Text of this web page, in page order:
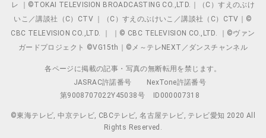
レ ｜©TOKAI TELEVISION BROADCASTING CO.,LTD.｜（C）すえのぶけ
いこ／講談社（C）CTV ｜（C）すえのぶけいこ／講談社（C）CTV｜©
CBC TELEVISION CO.,LTD. ｜ ｜© CBC TELEVISION CO.,LTD. ｜©ヴァン
ガードプロジェクト ©VG15th｜©メ～テレNEXT／ダンスチャンネル
各ページに掲載の記事・写真の無断転用を禁じます。
JASRAC許諾番号
NexTone許諾番号
第9008707022Y45038号
ID000007318
©東海テレビ, 中京テレビ, CBCテレビ, 名古屋テレビ, テレビ愛知 2020 All
Rights Reserved.